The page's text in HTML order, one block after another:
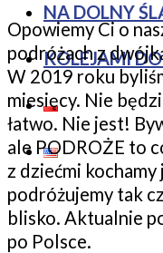
NA DOLNY
KOLEJAMI
Opowiemy Ci o
podróżach z
W 2019 roku
miesięcy. Nie
łatwo. Nie jest!
ale PODROŻE to
z dziećmi
podróżujemy tak
blisko. Aktualnie
po Polsce.